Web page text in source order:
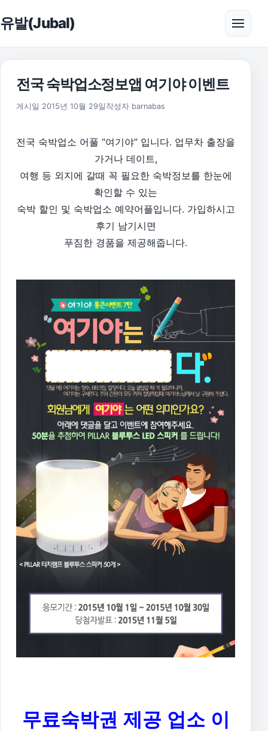
유발(Jubal) 메뉴
전국 숙박업소정보앱 여기야 이벤트
게시일 2015년 10월 29일 작성자 barnabas
전국 숙박업소 어풀 “여기야” 입니다. 업무차 출장을
가거나 데이트,
여행 등 외지에 갈때 꼭 필요한 숙박정보를 한눈에
확인할 수 있는
숙박 할인 및 숙박업소 예약어플입니다. 가입하시고
후기 남기시면
푸짐한 경품을 제공해줍니다.
무료숙박권 제공 업소 이